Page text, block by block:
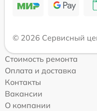
© 2026 Сервисный
Стоимость ремонта
Оплата и доставка
Контакты
Вакансии
О компании